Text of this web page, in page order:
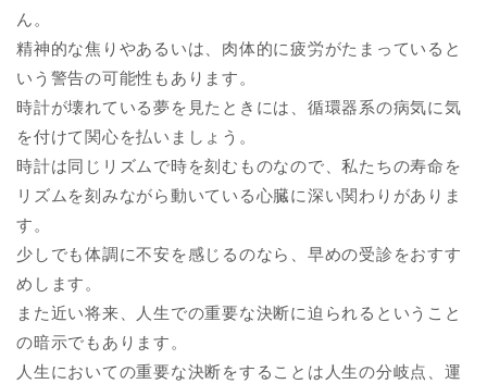
ん。
精神的な焦りやあるいは、肉体的に疲労がたまっていると
いう警告の可能性もあります。
時計が壊れている夢を見たときには、循環器系の病気に気
を付けて関心を払いましょう。
時計は同じリズムで時を刻むものなので、私たちの寿命を
リズムを刻みながら動いている心臓に深い関わりがありま
す。
少しでも体調に不安を感じるのなら、早めの受診をおすす
めします。
また近い将来、人生での重要な決断に迫られるということ
の暗示でもあります。
人生においての重要な決断をすることは人生の分岐点、運